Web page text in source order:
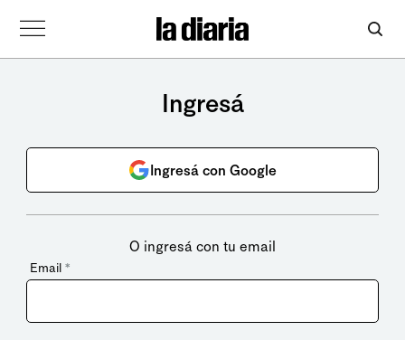
Ingresá
Ingresá con Google
O ingresá con tu email
Email *